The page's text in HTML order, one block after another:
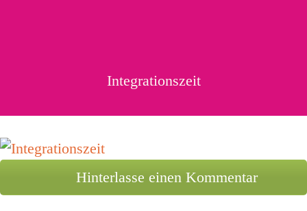
Integrationszeit
Hinterlasse einen Kommentar